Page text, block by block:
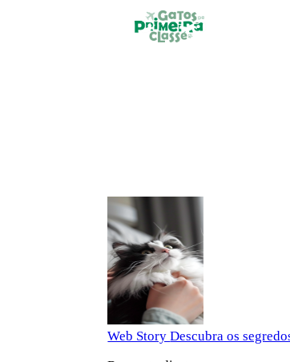
Web StoryDescubra os